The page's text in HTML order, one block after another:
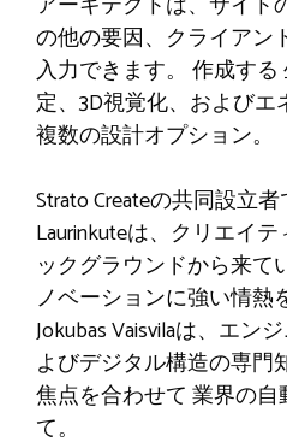
の他の要因、クライアン
入力できます。 作成する
定、3D視覚化、および
複数の設計オプション。
Strato Createの共同設立
Laurinkuteは、クリエイ
ックグラウンドから来て
ノベーションに強い情熱
Jokubas Vaisvilaは、エン
よびデジタル構造の専門
焦点を合わせて 業界の自
て。